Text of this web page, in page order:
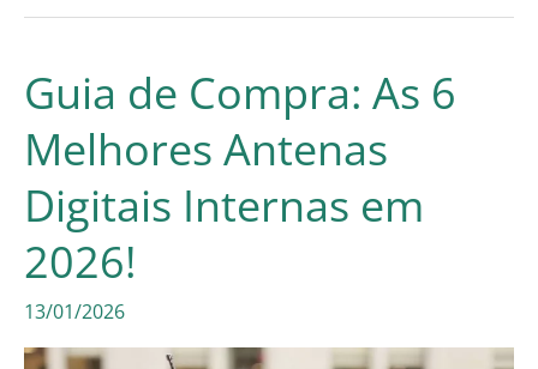
Guia de Compra: As 6
Melhores Antenas
Digitais Internas em
2026!
13/01/2026